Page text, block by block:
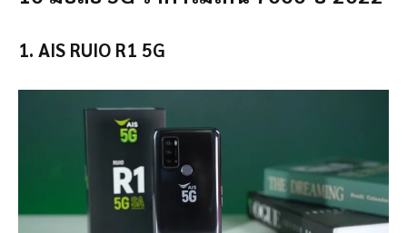
1. AIS RUIO R1 5G